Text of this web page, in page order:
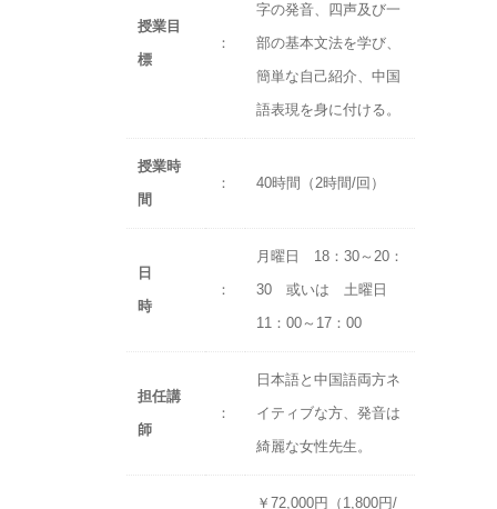
授業目
標
：
字の発音、四声及び一
部の基本文法を学び、
簡単な自己紹介、中国
語表現を身に付ける。
授業時
間
： 40時間（2時間/回）
日
時
：
月曜日 18：30～20：
30 或いは 土曜日
11：00～17：00
担任講
師
：
日本語と中国語両方ネ
イティブな方、発音は
綺麗な女性先生。
￥72,000円（1,800円/